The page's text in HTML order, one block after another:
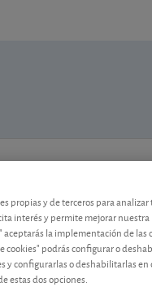
propias y de terceros para
interés y permite mejorar
aceptarás la implementación de las
cookies" podrás configurar o
y configurarlas o deshabilitarlas
estas dos opciones.